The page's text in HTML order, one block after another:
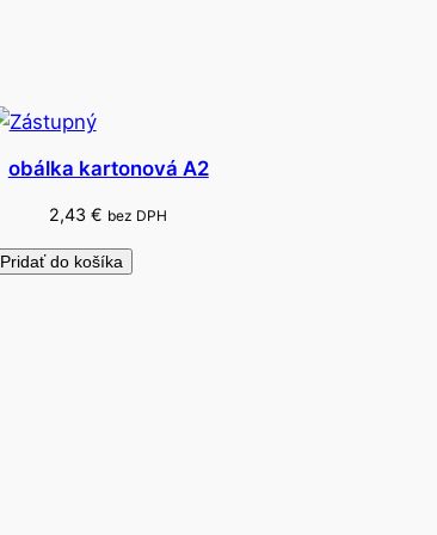
obálka kartonová A2
2,43€ bez DPH
Pridať do košíka